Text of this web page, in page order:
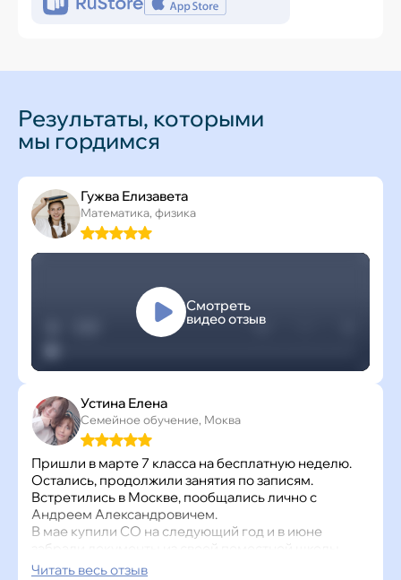
Результаты, которыми
мы гордимся
Гужва Елизавета
Математика, физика
Смотреть
видео отзыв
Устина Елена
Семейное обучение, Моква
Пришли в марте 7 класса на бесплатную неделю.
Остались, продолжили занятия по записям.
Встретились в Москве, пообщались лично с
Андреем Александровичем.
В мае купили СО на следующий год и в июне
забрали документы из своей поместной школы.
Прислали документы для прикрепления в
Читать весь отзыв